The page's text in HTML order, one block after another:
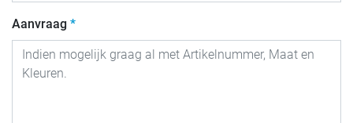
Aanvraag